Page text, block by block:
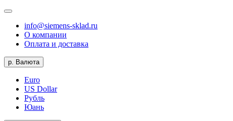
info@siemens-sklad.ru
О компании
Оплата и доставка
р. Валюта
Euro
US Dollar
Рубль
Юань